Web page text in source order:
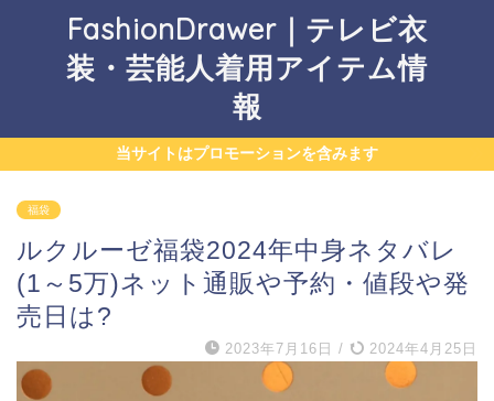
FashionDrawer｜テレビ衣
装・芸能人着用アイテム情
報
当サイトはプロモーションを含みます
福袋
ルクルーゼ福袋2024年中身ネタバレ
(1～5万)ネット通販や予約・値段や発
売日は?
2023年7月16日 / 2024年4月25日